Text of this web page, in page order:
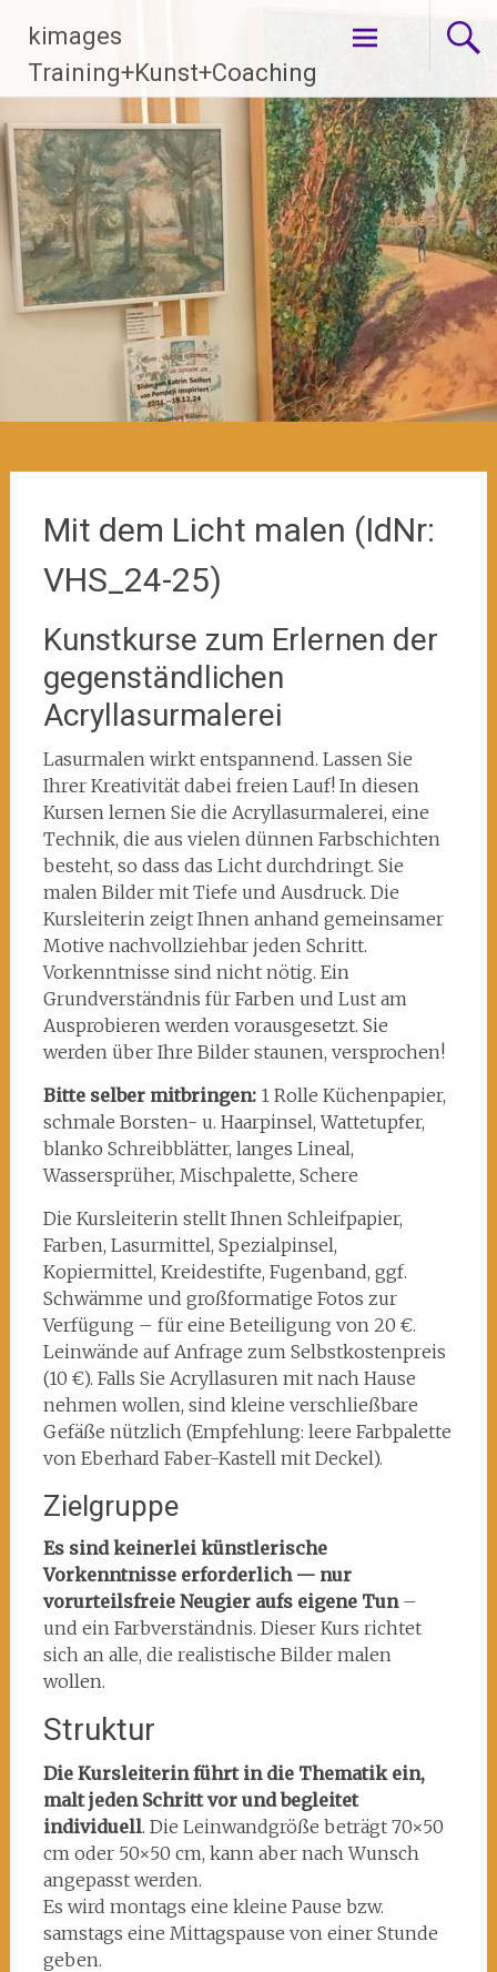
Inhalt
springen
kimages
Training+Kunst+Coaching
Mit dem Licht malen (IdNr:
VHS_24-25)
Kunstkurse zum Erlernen der
gegenständlichen
Acryllasurmalerei
Lasurmalen wirkt entspannend. Lassen Sie
Ihrer Kreativität dabei freien Lauf! In diesen
Kursen lernen Sie die Acryllasurmalerei, eine
Technik, die aus vielen dünnen Farbschichten
besteht, so dass das Licht durchdringt. Sie
malen Bilder mit Tiefe und Ausdruck. Die
Kursleiterin zeigt Ihnen anhand gemeinsamer
Motive nachvollziehbar jeden Schritt.
Vorkenntnisse sind nicht nötig. Ein
Grundverständnis für Farben und Lust am
Ausprobieren werden vorausgesetzt. Sie
werden über Ihre Bilder staunen, versprochen!
Bitte selber mitbringen:1 Rolle Küchenpapier,
schmale Borsten- u. Haarpinsel, Wattetupfer,
blanko Schreibblätter, langes Lineal,
Wassersprüher, Mischpalette, Schere
Die Kursleiterin stellt Ihnen Schleifpapier,
Farben, Lasurmittel, Spezialpinsel,
Kopiermittel, Kreidestifte, Fugenband, ggf.
Schwämme und großformatige Fotos zur
Verfügung – für eine Beteiligung von 20 €.
Leinwände auf Anfrage zum Selbstkostenpreis
(10 €). Falls Sie Acryllasuren mit nach Hause
nehmen wollen, sind kleine verschließbare
Gefäße nützlich (Empfehlung: leere Farbpalette
von Eberhard Faber-Kastell mit Deckel).
Zielgruppe
Es sind keinerlei künstlerische
Vorkenntnisse erforderlich — nur
vorurteilsfreie Neugier aufs eigene Tun–
und ein Farbverständnis. Dieser Kurs richtet
sich an alle, die realistische Bilder malen
wollen.
Struktur
Die Kursleiterin führt in die Thematik ein,
malt jeden Schritt vor und begleitet
individuell. Die Leinwandgröße beträgt 70×50
cm oder 50×50 cm, kann aber nach Wunsch
angepasst werden.
Es wird montags eine kleine Pause bzw.
samstags eine Mittagspause von einer Stunde
geben.